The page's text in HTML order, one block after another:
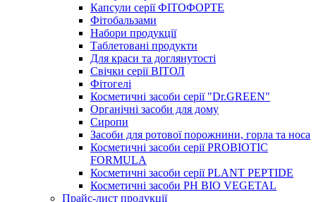
Капсули серії ФІТОФОРТЕ
Фітобальзами
Набори продукції
Таблетовані продукти
Для краси та доглянутості
Свічки серії ВІТОЛ
Фітогелі
Косметичні засоби серії "Dr.GREEN"
Органічні засоби для дому
Сиропи
Засоби для ротової порожнини, горла та носа
Косметичні засоби серії PROBIOTIC
FORMULA
Косметичні засоби серії PLANT PEPTIDE
Косметичні засоби PH BIO VEGETAL
Прайс-лист продукції